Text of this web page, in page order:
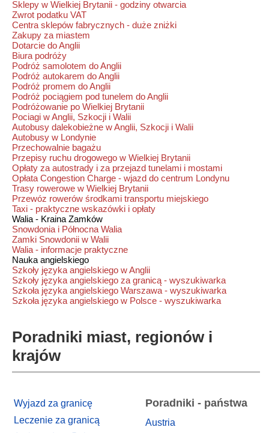
Sklepy w Wielkiej Brytanii - godziny otwarcia
Zwrot podatku VAT
Centra sklepów fabrycznych - duże zniżki
Zakupy za miastem
Dotarcie do Anglii
Biura podróży
Podróż samolotem do Anglii
Podróż autokarem do Anglii
Podróż promem do Anglii
Podróż pociągiem pod tunelem do Anglii
Podróżowanie po Wielkiej Brytanii
Pociagi w Anglii, Szkocji i Walii
Autobusy dalekobieżne w Anglii, Szkocji i Walii
Autobusy w Londynie
Przechowalnie bagażu
Przepisy ruchu drogowego w Wielkiej Brytanii
Opłaty za autostrady i za przejazd tunelami i mostami
Opłata Congestion Charge - wjazd do centrum Londynu
Trasy rowerowe w Wielkiej Brytanii
Przewóz rowerów środkami transportu miejskiego
Taxi - praktyczne wskazówki i opłaty
Walia - Kraina Zamków
Snowdonia i Północna Walia
Zamki Snowdonii w Walii
Walia - informacje praktyczne
Nauka angielskiego
Szkoły języka angielskiego w Anglii
Szkoły języka angielskiego za granicą - wyszukiwarka
Szkoła języka angielskiego Warszawa - wyszukiwarka
Szkoła języka angielskiego w Polsce - wyszukiwarka
Poradniki miast, regionów i
krajów
Wyjazd za granicę
Leczenie za granicą
Poradniki - państwa
Austria